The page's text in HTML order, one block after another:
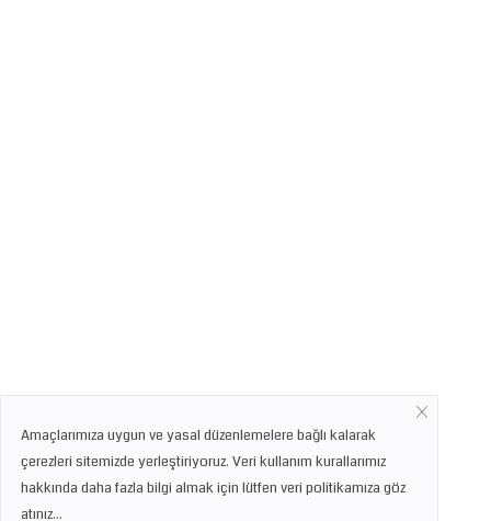
Amaçlarımıza uygun ve yasal düzenlemelere bağlı kalarak
çerezleri sitemizde yerleştiriyoruz. Veri kullanım kurallarımız
hakkında daha fazla bilgi almak için lütfen veri politikamıza göz
atınız...